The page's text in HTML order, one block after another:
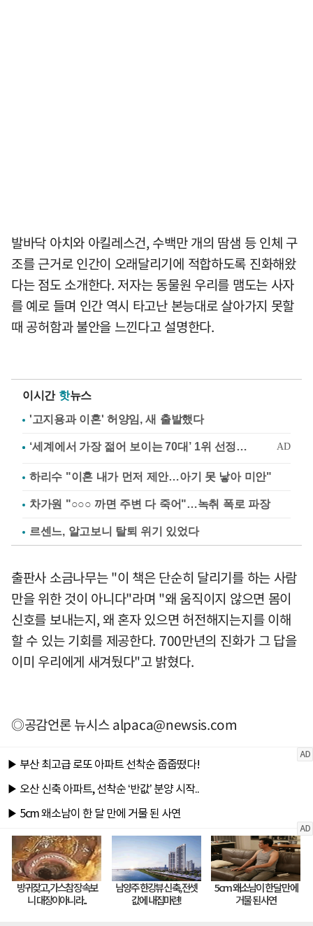
발바닥 아치와 아킬레스건, 수백만 개의 땀샘 등 인체 구
조를 근거로 인간이 오래달리기에 적합하도록 진화해왔
다는 점도 소개한다. 저자는 동물원 우리를 맴도는 사자
를 예로 들며 인간 역시 타고난 본능대로 살아가지 못할
때 공허함과 불안을 느낀다고 설명한다.
이시간 핫뉴스
'고지용과 이혼' 허양임, 새 출발했다
하리수 "이혼 내가 먼저 제안…아기 못 낳아 미안"
차가원 "○○○ 까면 주변 다 죽어"…녹취 폭로 파장
르센느, 알고보니 탈퇴 위기 있었다
출판사 소금나무는 "이 책은 단순히 달리기를 하는 사람
만을 위한 것이 아니다"라며 "왜 움직이지 않으면 몸이
신호를 보내는지, 왜 혼자 있으면 허전해지는지를 이해
할 수 있는 기회를 제공한다. 700만년의 진화가 그 답을
이미 우리에게 새겨뒀다"고 밝혔다.
◎공감언론 뉴시스alpaca@newsis.com